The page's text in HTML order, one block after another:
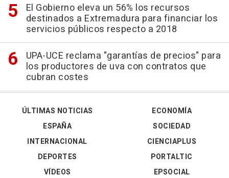
El Gobierno eleva un 56% los recursos
destinados a Extremadura para financiar los
servicios públicos respecto a 2018
UPA-UCE reclama "garantías de precios" para
los productores de uva con contratos que
cubran costes
ÚLTIMAS NOTICIAS
ESPAÑA
INTERNACIONAL
DEPORTES
VÍDEOS
ECONOMÍA
SOCIEDAD
CIENCIAPLUS
PORTALTIC
EPSOCIAL